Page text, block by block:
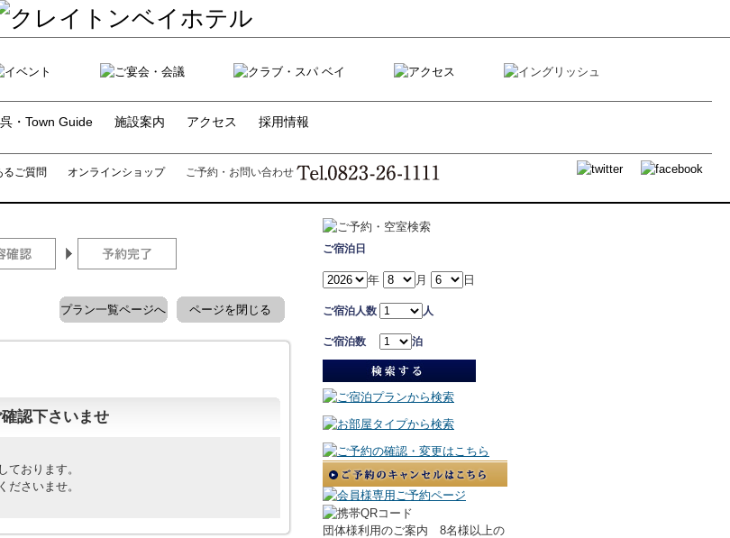
呉・Town Guide 施設案内 アクセス 採用情報
るご質問 オンラインショップ ご予約・お問い合わせ
ページを閉じる
プラン一覧ページへ
認下さいませ
ております。
ださいませ。
ご宿泊日
年 月 日
ご宿泊人数 人
ご宿泊数 泊
団体様利用のご案内 8名様以上の